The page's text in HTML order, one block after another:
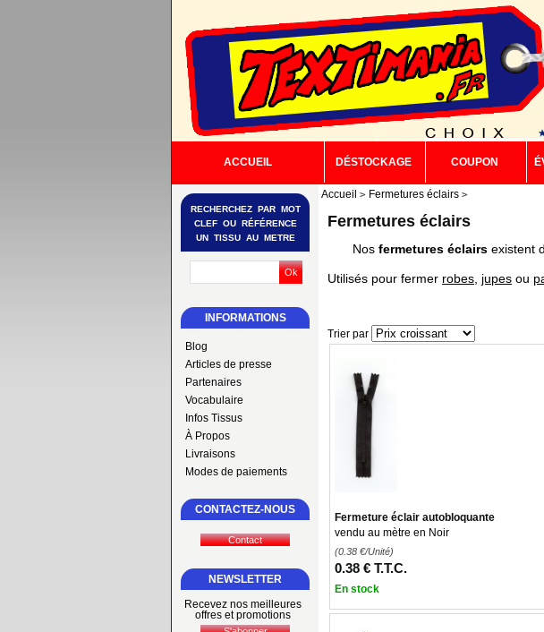
ACCUEIL DÉSTOCKAGE COUPON
INFORMATIONS
Blog
Articles de presse
Partenaires
Vocabulaire
Infos Tissus
À Propos
Livraisons
Modes de paiements
RECHERCHEZ PAR MOT
CLEF OU RÉFÉRENCE
UN TISSU AU METRE
CONTACTEZ-NOUS
NEWSLETTER
Recevez nos meilleures
offres et promotions
Accueil Fermetures éclairs
Fermetures éclairs
Nos fermetures éclairs existent
Utilisés pour fermer robes jupes ou
Trier par
Fermeture éclair autobloquante
vendu au mètre en Noir
(0.38 €/Unité)
0.38 € T.T.C.
En stock